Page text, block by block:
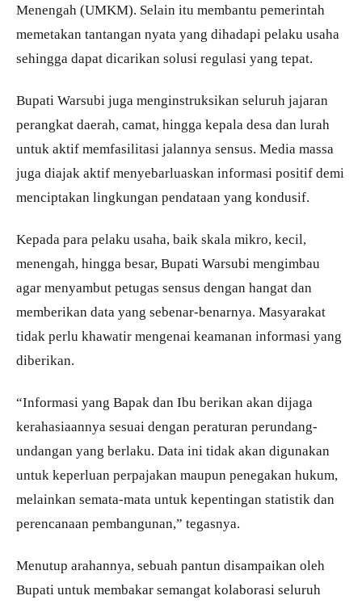
Menengah (UMKM). Selain itu membantu pemerintah
memetakan tantangan nyata yang dihadapi pelaku usaha
sehingga dapat dicarikan solusi regulasi yang tepat.
Bupati Warsubi juga menginstruksikan seluruh jajaran
perangkat daerah, camat, hingga kepala desa dan lurah
untuk aktif memfasilitasi jalannya sensus. Media massa
juga diajak aktif menyebarluaskan informasi positif demi
menciptakan lingkungan pendataan yang kondusif.
Kepada para pelaku usaha, baik skala mikro, kecil,
menengah, hingga besar, Bupati Warsubi mengimbau
agar menyambut petugas sensus dengan hangat dan
memberikan data yang sebenar-benarnya. Masyarakat
tidak perlu khawatir mengenai keamanan informasi yang
diberikan.
“Informasi yang Bapak dan Ibu berikan akan dijaga
kerahasiaannya sesuai dengan peraturan perundang-
undangan yang berlaku. Data ini tidak akan digunakan
untuk keperluan perpajakan maupun penegakan hukum,
melainkan semata-mata untuk kepentingan statistik dan
perencanaan pembangunan,” tegasnya.
Menutup arahannya, sebuah pantun disampaikan oleh
Bupati untuk membakar semangat kolaborasi seluruh